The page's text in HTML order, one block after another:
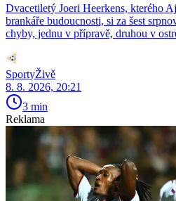
Dvacetiletý Joeri Heerkens, kterého
brankáře budoucnosti, si za šest
chyby, jednu v přípravě, druhou v
SportyŽivě
8. 8. 2026, 20:21
3 min
Reklama